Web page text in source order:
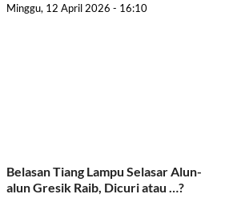
Minggu, 12 April 2026 - 16:10
Belasan Tiang Lampu Selasar Alun-
alun Gresik Raib, Dicuri atau …?